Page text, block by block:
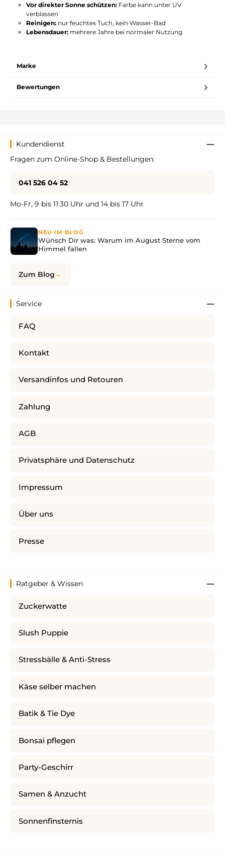
Vor direkter Sonne schützen:Farbe kann unter UV
verblassen
Reinigen:nur feuchtes Tuch, kein Wasser-Bad
Lebensdauer:mehrere Jahre bei normaler Nutzung
Marke
Bewertungen
Kundendienst
Fragen zum Online-Shop & Bestellungen:
041 526 04 52
Mo-Fr, 9 bis 11:30 Uhr und 14 bis 17 Uhr
NEU IM BLOG
Wünsch Dir was: Warum im August Sterne vom
Himmel fallen
Zum Blog
Service
FAQ
Kontakt
Versandinfos und Retouren
Zahlung
AGB
Privatsphäre und Datenschutz
Impressum
Über uns
Presse
Ratgeber & Wissen
Zuckerwatte
Slush Puppie
Stressbälle & Anti-Stress
Käse selber machen
Batik & Tie Dye
Bonsai pflegen
Party-Geschirr
Samen & Anzucht
Sonnenfinsternis